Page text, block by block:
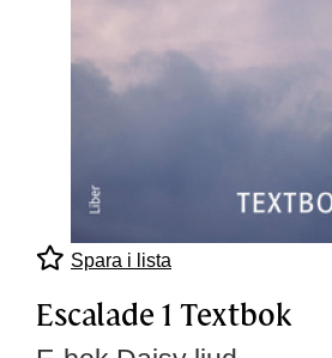
Spara i lista
Escalade 1 Textbok